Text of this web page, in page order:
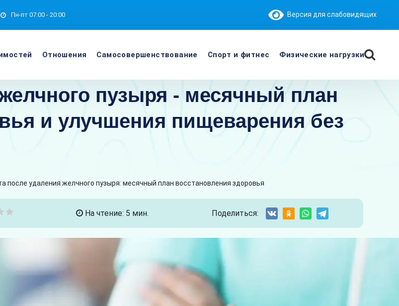
Пн-пт 07:00 - 20:00 Версия для слабовидящих
Отношения Самосовершенствование Спорт и фитнес Физические нагрузки
пузыря - месячный план
и улучшения пищеварения без
после удаления желчного пузыря: месячный план восстановления здоровья
На чтение: 5 мин. Поделиться: